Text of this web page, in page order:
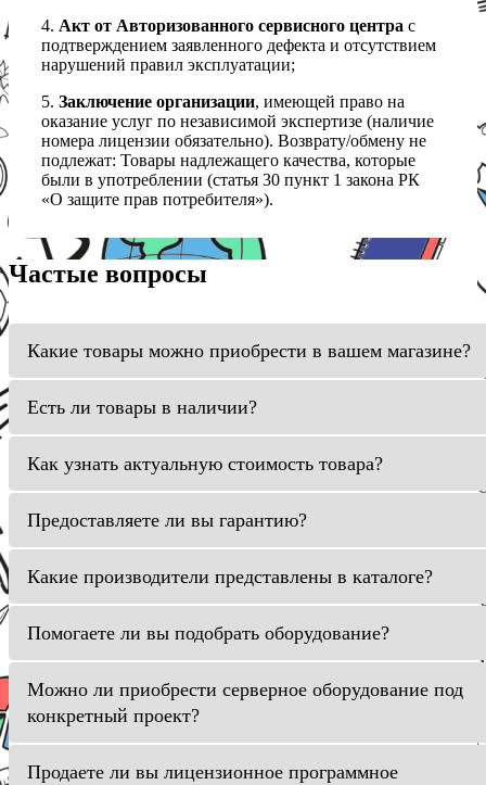
4. Акт от Авторизованного сервисного центра с
подтверждением заявленного дефекта и отсутствием
нарушений правил эксплуатации;
5. Заключение организации, имеющей право на
оказание услуг по независимой экспертизе (наличие
номера лицензии обязательно). Возврату/обмену не
подлежат: Товары надлежащего качества, которые
были в употреблении (статья 30 пункт 1 закона РК
«О защите прав потребителя»).
Частые вопросы
Какие товары можно приобрести в вашем магазине?
Есть ли товары в наличии?
Как узнать актуальную стоимость товара?
Предоставляете ли вы гарантию?
Какие производители представлены в каталоге?
Помогаете ли вы подобрать оборудование?
Можно ли приобрести серверное оборудование под
конкретный проект?
Продаете ли вы лицензионное программное